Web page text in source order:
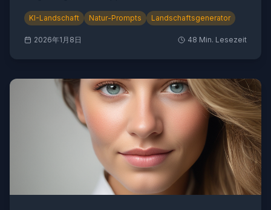
KI-Landschaft Natur-Prompts Landschaftsgenerator
2026年1月8日 48 Min. Lesezeit